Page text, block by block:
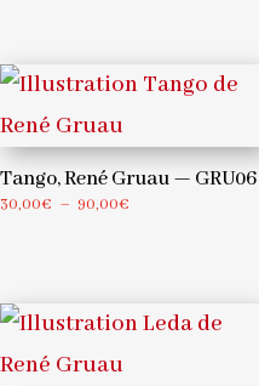
90,00€
Tango, René Gruau — GRU06
30,00€ – 90,00€
à